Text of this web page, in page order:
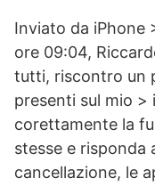
Inviato da iPhone
ore 09:04,
tutti, riscontro un
presenti sul mio
corettamente la
stesse e risponda
cancellazione, le